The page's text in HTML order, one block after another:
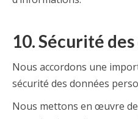
10. Sécurité
Nous accordons une
sécurité des données
Nous mettons en œuvre